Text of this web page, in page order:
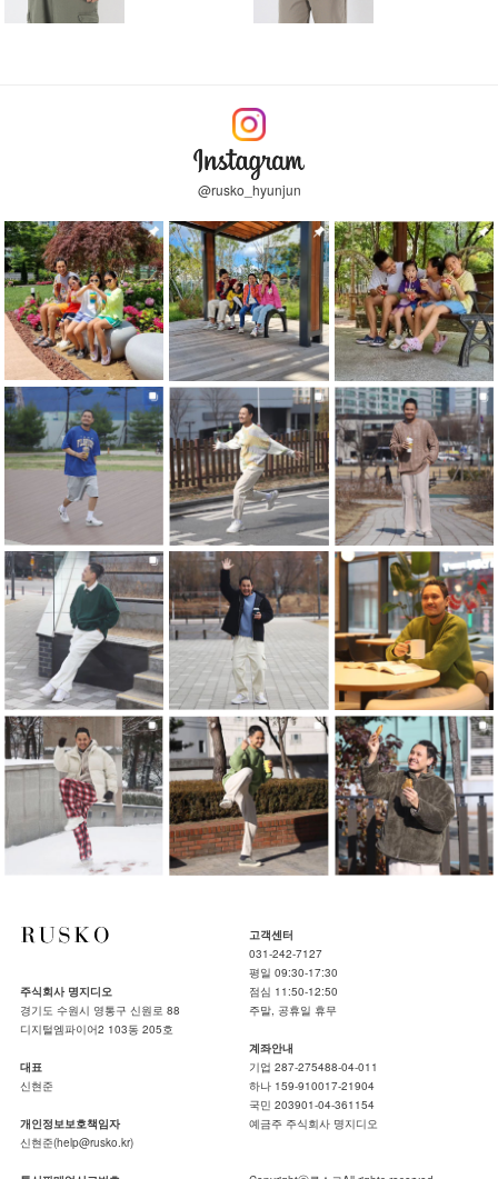
@rusko_hyunjun
주식회사 명지디오
경기도 수원시 영통구 신원로 88
디지털엠파이어2 103동 205호
대표
신현준
개인정보보호책임자
신현준(help@rusko.kr)
고객센터
031-242-7127
평일 09:30-17:30
점심 11:50-12:50
주말, 공휴일 휴무
계좌안내
기업 287-275488-04-011
하나 159-910017-21904
국민 203901-04-361154
예금주 주식회사 명지디오